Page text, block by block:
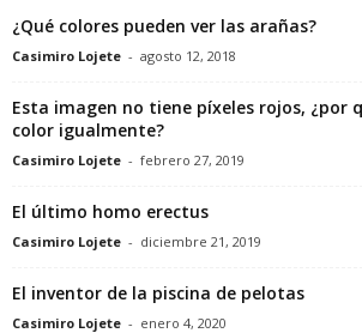
¿Qué colores pueden ver las arañas?
Casimiro Lojete - agosto 12, 2018
Esta imagen no tiene píxeles rojos, ¿por
color igualmente?
Casimiro Lojete - febrero 27, 2019
El último homo erectus
Casimiro Lojete - diciembre 21, 2019
El inventor de la piscina de pelotas
Casimiro Lojete - enero 4, 2020